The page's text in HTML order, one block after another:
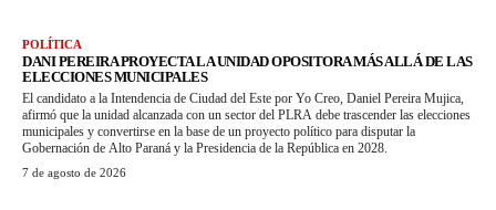
POLÍTICA
DANI PEREIRA PROYECTA LA UNIDAD OPOSITORA MÁS ALLÁ DE LAS
ELECCIONES MUNICIPALES
El candidato a la Intendencia de Ciudad del Este por Yo Creo, Daniel Pereira Mujica,
afirmó que la unidad alcanzada con un sector del PLRA debe trascender las elecciones
municipales y convertirse en la base de un proyecto político para disputar la
Gobernación de Alto Paraná y la Presidencia de la República en 2028.
7 de agosto de 2026